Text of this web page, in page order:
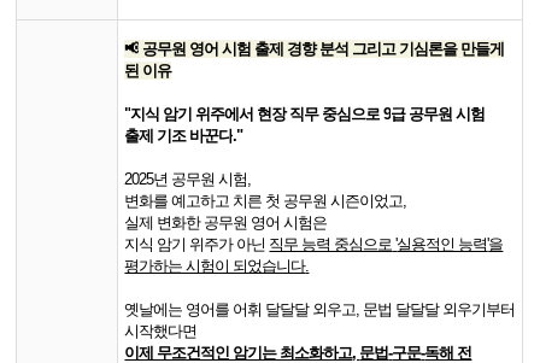
📢 공무원 영어 시험 출제 경향 분석 그리고 기심론을 만들게
된 이유
"지식 암기 위주에서 현장 직무 중심으로 9급 공무원 시험
출제 기조 바꾼다."
2025년 공무원 시험,
변화를 예고하고 치른 첫 공무원 시즌이었고,
실제 변화한 공무원 영어 시험은
지식 암기 위주가 아닌 직무 능력 중심으로 '실용적인 능력'을
평가하는 시험이 되었습니다.
옛날에는 영어를 어휘 달달달 외우고, 문법 달달달 외우기부터
시작했다면
이제 무조건적인 암기는 최소화하고, 문법-구문-독해 전